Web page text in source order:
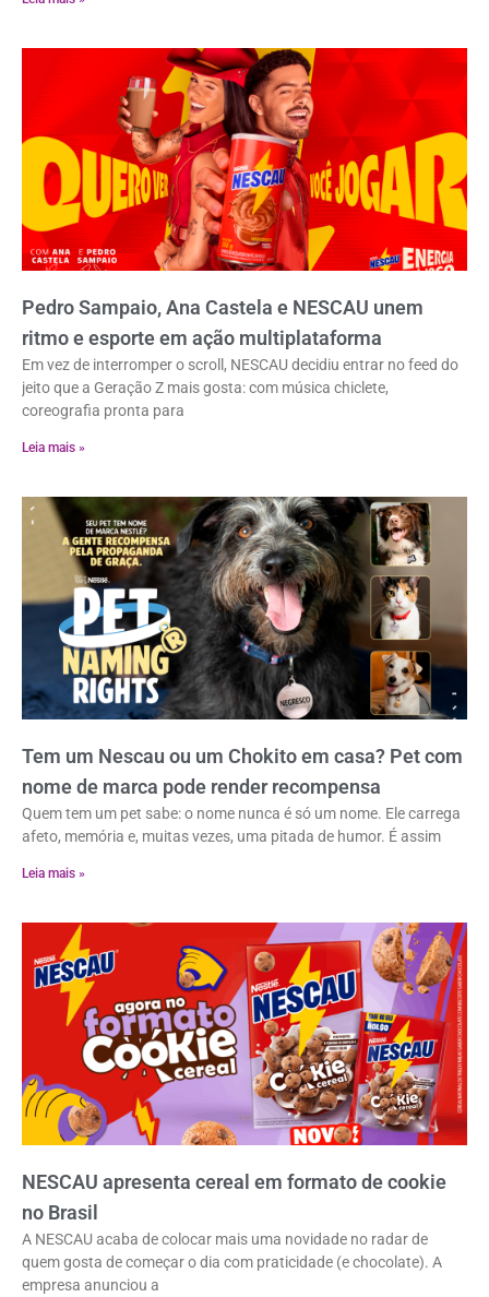
Pedro Sampaio, Ana Castela e NESCAU unem
ritmo e esporte em ação multiplataforma
Em vez de interromper o scroll, NESCAU decidiu entrar no feed do
jeito que a Geração Z mais gosta: com música chiclete,
coreografia pronta para
Leia mais »
Tem um Nescau ou um Chokito em casa? Pet com
nome de marca pode render recompensa
Quem tem um pet sabe: o nome nunca é só um nome. Ele carrega
afeto, memória e, muitas vezes, uma pitada de humor. É assim
Leia mais »
NESCAU apresenta cereal em formato de cookie
no Brasil
A NESCAU acaba de colocar mais uma novidade no radar de
quem gosta de começar o dia com praticidade (e chocolate). A
empresa anunciou a